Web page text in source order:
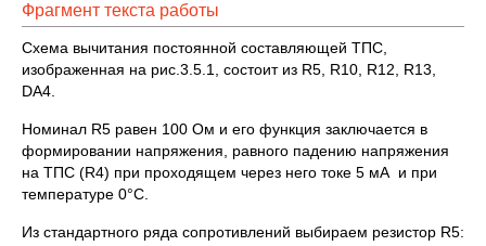
Фрагмент текста работы
Схема вычитания постоянной составляющей ТПС,
изображенная на рис.3.5.1, состоит из R5, R10, R12, R13,
DA4.
Номинал R5 равен 100 Ом и его функция заключается в
формировании напряжения, равного падению напряжения
на ТПС (R4) при проходящем через него токе 5 мА и при
температуре 0°С.
Из стандартного ряда сопротивлений выбираем резистор R5: